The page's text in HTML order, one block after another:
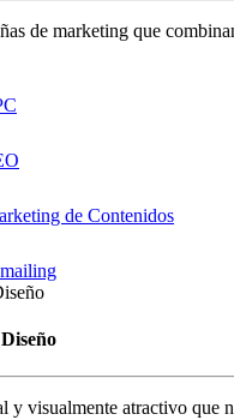
de marketing que
de Contenidos
y visualmente atractivo que